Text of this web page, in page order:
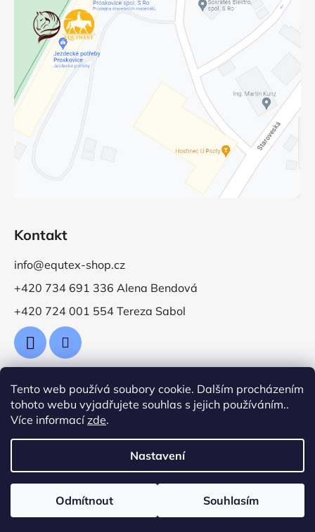
Tento web používá soubory cookie. Dalším procházením
tohoto webu vyjadřujete souhlas s jejich používáním..
Více informacízde.
Nastavení
Odmítnout Souhlasím
Kontakt
info@equtex-shop.cz
+420 734 691 336 Alena Bendová
+420 724 001 554 Tereza Sabol
Přijímáme online platby
Vytvořil Shoptet
Copyright 2026Jezdecké potřeby EquTex. Všechna
práva vyhrazena.Upravit nastavení cookies